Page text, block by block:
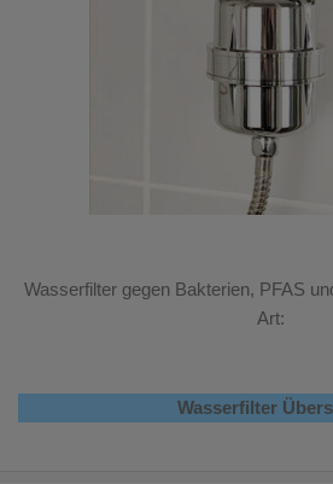
Wasserfilter gegen Bakterien, PFAS
Art:
Wasserfilter